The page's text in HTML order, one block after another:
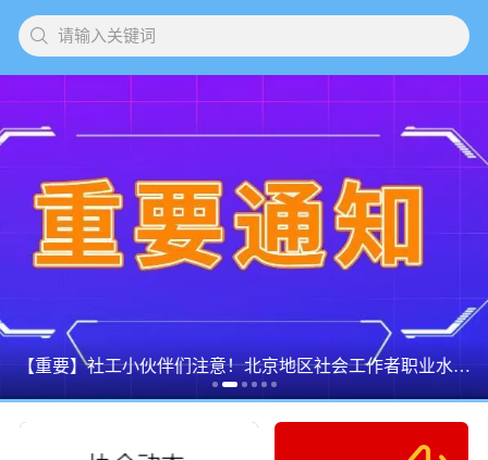
请输入关键词
【重要】社工小伙伴们注意！北京地区社会工作者职业水平考试网上确认的通知出来啦！